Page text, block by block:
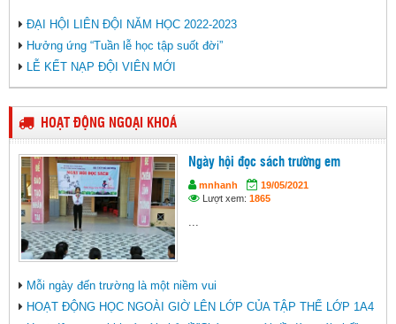
ĐẠI HỘI LIÊN ĐỘI NĂM HỌC 2022-2023
Hưởng ứng “Tuần lễ học tập suốt đời”
LỄ KẾT NẠP ĐỘI VIÊN MỚI
HOẠT ĐỘNG NGOẠI KHOÁ
Ngày hội đọc sách trường em
mnhanh
19/05/2021
Lượt xem: 1865
Mỗi ngày đến trường là một niềm vui
HOẠT ĐỘNG HỌC NGOÀI GIỜ LÊN LỚP CỦA TẬP THỂ LỚP 1A4